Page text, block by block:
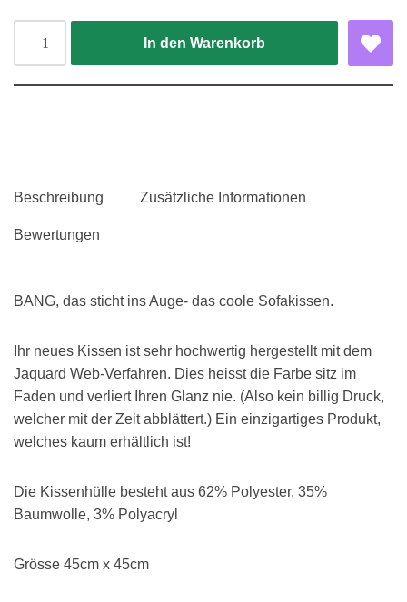
In den Warenkorb
Beschreibung Zusätzliche Informationen
Bewertungen
BANG, das sticht ins Auge- das coole Sofakissen.
Ihr neues Kissen ist sehr hochwertig hergestellt mit dem
Jaquard Web-Verfahren. Dies heisst die Farbe sitz im
Faden und verliert Ihren Glanz nie. (Also kein billig Druck,
welcher mit der Zeit abblättert.) Ein einzigartiges Produkt,
welches kaum erhältlich ist!
Die Kissenhülle besteht aus 62% Polyester, 35%
Baumwolle, 3% Polyacryl
Grösse 45cm x 45cm